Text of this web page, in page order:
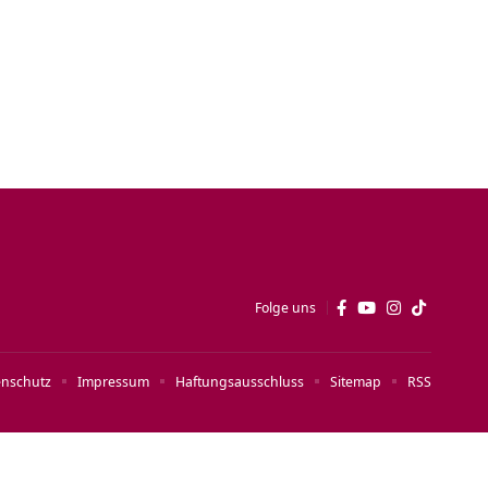
Folge uns
Impressum Haftungsausschluss Sitemap RSS